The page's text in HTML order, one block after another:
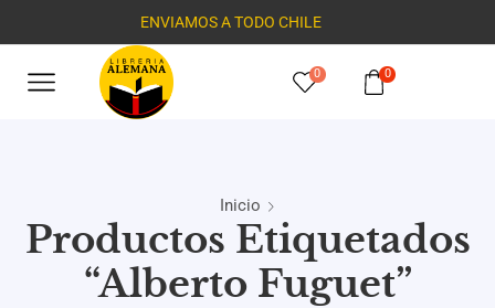
ENVIAMOS A TODO CHILE
0 0
Inicio
Productos Etiquetados
“Alberto Fuguet”